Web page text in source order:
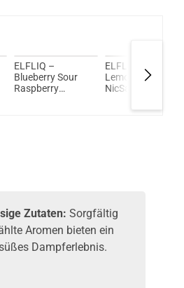
ELFLIQ –
Blueberry Sour
Raspberry
ELFLIQ – Pink
Lemonade
NicSalt Liquid by
Zutaten: Sorgfältig
Aromen bieten ein
Dampferlebnis.